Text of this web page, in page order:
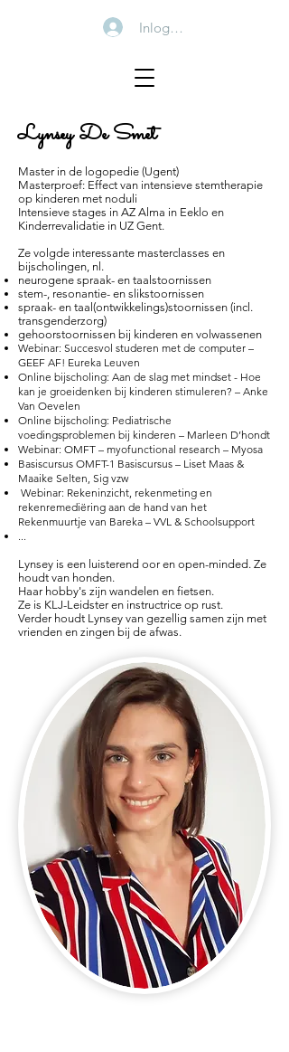
Inloggen
Lynsey De Smet
Master in de logopedie (Ugent)
Masterproef: Effect van intensieve stemtherapie
op kinderen met noduli
Intensieve stages in AZ Alma in Eeklo en
Kinderrevalidatie in UZ Gent.
Ze volgde interessante masterclasses en
bijscholingen, nl.
neurogene spraak- en taalstoornissen
stem-, resonantie- en slikstoornissen
spraak- en taal(ontwikkelings)stoornissen (incl.
transgenderzorg)
gehoorstoornissen bij kinderen en volwassenen
Webinar: Succesvol studeren met de computer –
GEEF AF! Eureka Leuven
Online bijscholing: Aan de slag met mindset - Hoe
kan je groeidenken bij kinderen stimuleren? – Anke
Van Oevelen
Online bijscholing: Pediatrische
voedingsproblemen bij kinderen – Marleen D’hondt
Webinar: OMFT – myofunctional research – Myosa
Basiscursus OMFT-1 Basiscursus – Liset Maas &
Maaike Selten, Sig vzw
Webinar: Rekeninzicht, rekenmeting en
rekenremediëring aan de hand van het
Rekenmuurtje van Bareka – VVL & Schoolsupport
...
Lynsey is een luisterend oor en open-minded. Ze
houdt van honden.
Haar hobby's zijn wandelen en fietsen.
Ze is KLJ-Leidster en instructrice op rust.
Verder houdt Lynsey van gezellig samen zijn met
vrienden en zingen bij de afwas.